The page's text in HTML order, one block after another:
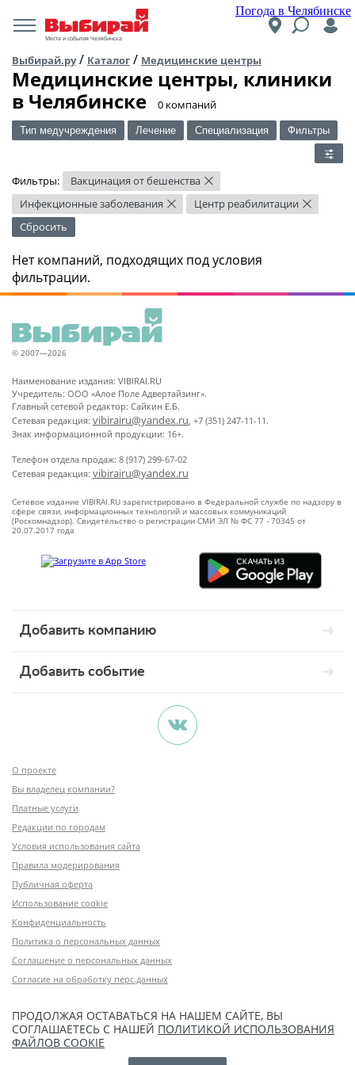
Погода в Челябинске
Места и события Челябинска
Выбирай.ру/ Каталог / Медицинские центры
Медицинские центры, клиники
в Челябинске
​0 компаний
Тип медучреждения Лечение Специализация Фильтры
Фильтры: Вакцинация от бешенства ×
Инфекционные заболевания × Центр реабилитации ×
Сбросить
Нет компаний, подходящих под условия
фильтрации.
© 2007—2026
Наименование издания: VIBIRAI.RU
Учредитель: ООО «Алое Поле Адвертайзинг».
Главный сетевой редактор: Сайкин Е.Б.
Сетевая редакция: vibirairu@yandex.ru, +7 (351) 247-11-11.
Знак информационной продукции: 16+.
Телефон отдела продаж: 8 (917) 299-67-02
Сетевая редакция: vibirairu@yandex.ru
Сетевое издание VIBIRAI.RU зарегистрировано в Федеральной службе по надзору в
сфере связи, информационных технологий и массовых коммуникаций
(Роскомнадзор). Свидетельство о регистрации СМИ ЭЛ № ФС 77 - 70345 от
20.07.2017 года
Добавить компанию
Добавить событие
О проекте
Вы владелец компании?
Платные услуги
Редакции по городам
Условия использования сайта
Правила модерирования
Публичная оферта
Использование cookie
Конфиденциальность
Политика о персональных данных
Соглашение о персональных данных
Согласие на обработку перс.данных
ПРОДОЛЖАЯ ОСТАВАТЬСЯ НА НАШЕМ САЙТЕ, ВЫ
СОГЛАШАЕТЕСЬ С НАШЕЙ ПОЛИТИКОЙ ИСПОЛЬЗОВАНИЯ
ФАЙЛОВ COOKIE